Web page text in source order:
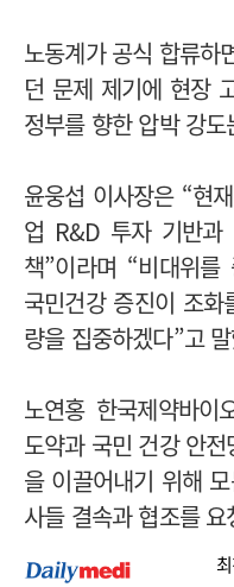
노동계가 공식 합류하
던 문제 제기에 현장
정부를 향한 압박 강
윤웅섭 이사장은 “현
업 R&D 투자 기반과
책”이라며 “비대위
국민건강 증진이 조
량을 집중하겠다”고
노연홍 한국제약바이
도약과 국민 건강 안
을 이끌어내기 위해
사들 결속과 협조를 요